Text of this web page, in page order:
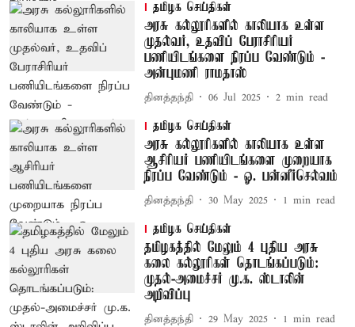
தமிழக செய்திகள்
அரசு கல்லூரிகளில் காலியாக உள்ள
முதல்வர், உதவிப் பேராசிரியர்
பணியிடங்களை நிரப்ப வேண்டும் -
அன்புமணி ராமதாஸ்
தினத்தந்தி 06 Jul 2025 2 min read
தமிழக செய்திகள்
அரசு கல்லூரிகளில் காலியாக உள்ள
ஆசிரியர் பணியிடங்களை முறையாக
நிரப்ப வேண்டும் - ஓ. பன்னீர்செல்வம்
தினத்தந்தி 30 May 2025 1 min read
தமிழக செய்திகள்
தமிழகத்தில் மேலும் 4 புதிய அரசு
கலை கல்லூரிகள் தொடங்கப்படும்:
முதல்-அமைச்சர் மு.க. ஸ்டாலின்
அறிவிப்பு
தினத்தந்தி 29 May 2025 1 min read